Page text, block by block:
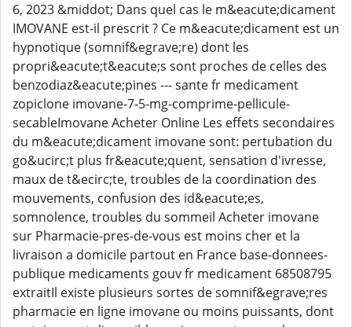
6, 2023 &middot; Dans quel cas le m&eacute;dicament
IMOVANE est-il prescrit ? Ce m&eacute;dicament est un
hypnotique (somnif&egrave;re) dont les
propri&eacute;t&eacute;s sont proches de celles des
benzodiaz&eacute;pines --- sante fr medicament
zopiclone imovane-7-5-mg-comprime-pellicule-
secableImovane Acheter Online Les effets secondaires
du m&eacute;dicament imovane sont: pertubation du
go&ucirc;t plus fr&eacute;quent, sensation d'ivresse,
maux de t&ecirc;te, troubles de la coordination des
mouvements, confusion des id&eacute;es,
somnolence, troubles du sommeil Acheter imovane
sur Pharmacie-pres-de-vous est moins cher et la
livraison a domicile partout en France base-donnees-
publique medicaments gouv fr medicament 68508795
extraitIl existe plusieurs sortes de somnif&egrave;res
pharmacie en ligne imovane ou moins puissants, dont